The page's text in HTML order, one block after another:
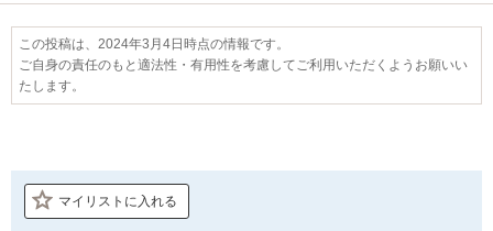
この投稿は、2024年3月4日時点の情報です。
ご自身の責任のもと適法性・有用性を考慮してご利用いただくようお願いい
たします。
マイリストに入れる